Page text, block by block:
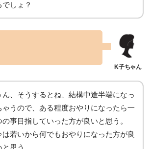
でしょ？
ん、そうするとね、結構中途半端になっ
ゃうので、ある程度おやりになったら一
の事目指していった方が良いと思う。
は若いから何でもおやりになった方が良